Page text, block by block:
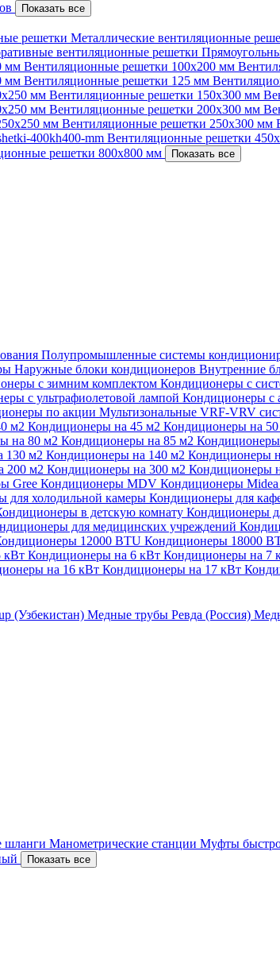
Показать все
решетки Металлические вентиляционные
вентиляционные решетки
мм Вентиляционные решетки 100х200 мм
мм Вентиляционные решетки 125 мм
мм Вентиляционные решетки 150х300 мм
мм Вентиляционные решетки 200х300 мм
мм Вентиляционные решетки 250х300 мм
400kh400-mm Вентиляционные решетки
решетки 800х800 мм Показать все
Полупромышленные системы
Наружные блоки кондиционеров Внутренние
с зимним комплектом Кондиционеры с
с ультрафиолетовой лампой Кондиционеры с
по акции Мультизональные VRF-VRV
м2 Кондиционеры на 45 м2 Кондиционеры на
на 80 м2 Кондиционеры на 85 м2
130 м2 Кондиционеры на 140 м2 Кондиционеры
200 м2 Кондиционеры на 300 м2 Кондиционеры
Gree Кондиционеры MDV Кондиционеры Midea
для холодильной камеры Кондиционеры для
в детскую комнату Кондиционеры
для медицинских учреждений
12000 BTU Кондиционеры 18000
кВт Кондиционеры на 6 кВт Кондиционеры на 7
на 16 кВт Кондиционеры на 17 кВт
(Узбекистан) Медные трубы Ревда (Россия)
шланги Манометрические станции Муфты
Показать все